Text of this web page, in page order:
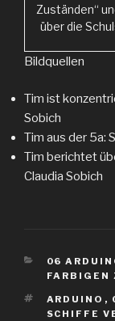
Zuständen“
über die
Bildquellen
Tim ist
Sobich
Tim aus der 5a:
Tim berichtet
Claudia Sobich
06
FARBIGEN
ARDUINO ,
SCHIFFE